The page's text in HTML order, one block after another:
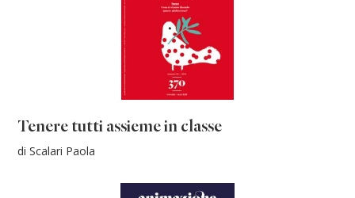
Tenere tutti assieme in classe
di Scalari Paola